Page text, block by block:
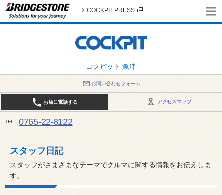
コクピット 魚津
COCKPIT PRESS
お問い合わせフォーム
アクセスマップ
お店に電話する
TEL 0765-22-8122
スタッフ日記
スタッフがさまざまなテーマでクルマに関する情報をお伝えしま
す。